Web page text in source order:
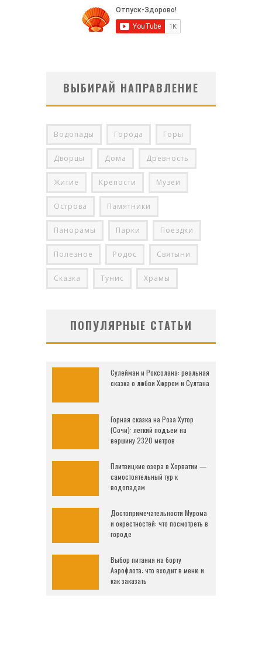
ВЫБИРАЙ НАПРАВЛЕНИЕ
Водопады Города Горы
Дворцы Дома Древность
Житие Крепости Музеи
Острова Памятники
Панорамы Парки Поездки
Полезное Родос Святыни
Сказка Тунис Храмы
ПОПУЛЯРНЫЕ СТАТЬИ
Сулейман и Роксолана: реальная
сказка о любви Хюррем и Султана
Горная сказка на Роза Хутор
(Сочи): легкий подъем на
вершину 2320 метров
Плитвицкие озера в Хорватии —
самостоятельный тур к
водопадам
Достопримечательности Мурома
и окрестностей: что посмотреть в
городе
Выбор питания на борту
Аэрофлота: что входит в меню и
как заказать